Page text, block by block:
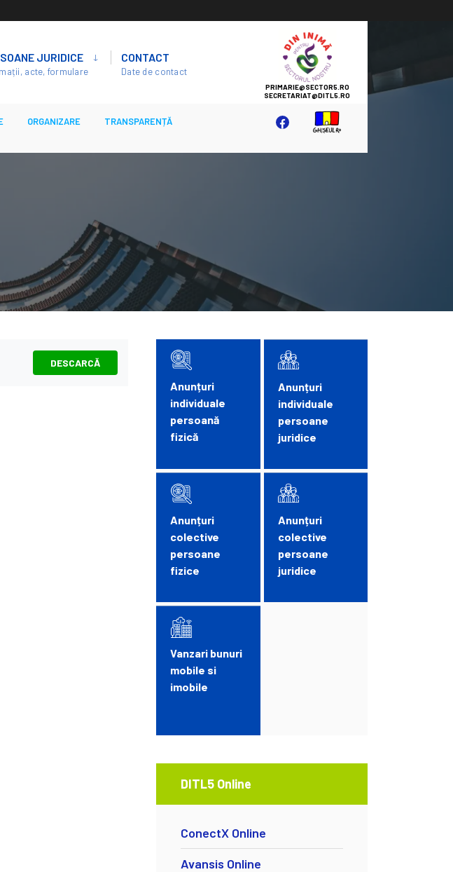
JURIDICE
acte, formulare
CONTACT
Date de contact
SECTOR
5
ORGANIZARE TRANSPARENȚĂ
DESCARCĂ
Anunțuri
individuale
persoană
fizică
Anunțuri
colective
persoane
fizice
Vanzari bunuri
mobile si
imobile
Anunțuri
individuale
persoane
juridice
Anunțuri
colective
persoane
juridice
DITL5 Online
ConectX Online
Avansis Online